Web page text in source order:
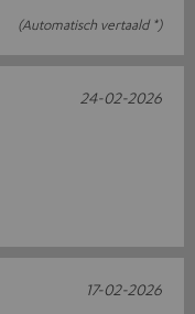
(Automatisch vertaald *)
24-02-2026
17-02-2026